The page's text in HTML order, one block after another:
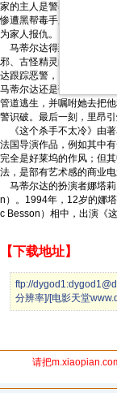
家的主人是警察的眼线，
惨遭黑帮毒手之后，马蒂
为家人报仇。
马蒂尔达得到里昂的留
邪、古怪精灵的马蒂尔达
达跟踪恶警，贸然去报仇
马蒂尔达还是落入恶警之
管道逃生，并嘱咐她去把
警识破。最后一刻，里昂
《这个杀手不太冷》由著
法国导演作品，例如其中
完全是好莱坞的作风；但
法，是部有艺术感的商业电
马蒂尔达的扮演者娜塔莉
n）。1994年，12岁的娜
c Besson）相中，出演《
【下载地址】
ftp://
分辨率]/[电影天堂
请把